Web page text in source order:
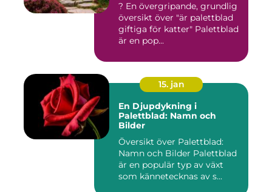
? En övergripande, grundlig
översikt över "är palettblad
giftiga för katter" Palettblad
är en pop...
15. jan
En Djupdykning i
Palettblad: Namn och
Bilder
Översikt över Palettblad:
Namn och Bilder Palettblad
är en populär typ av växt
som kännetecknas av s...